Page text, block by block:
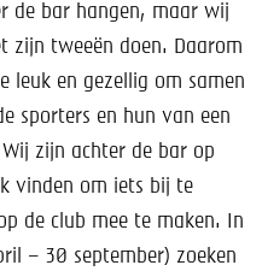
de bar hangen, maar wij
zijn tweeën doen. Daarom
leuk en gezellig om samen
sporters en hun van een
zijn achter de bar op
vinden om iets bij te
de club mee te maken. In
– 30 september) zoeken